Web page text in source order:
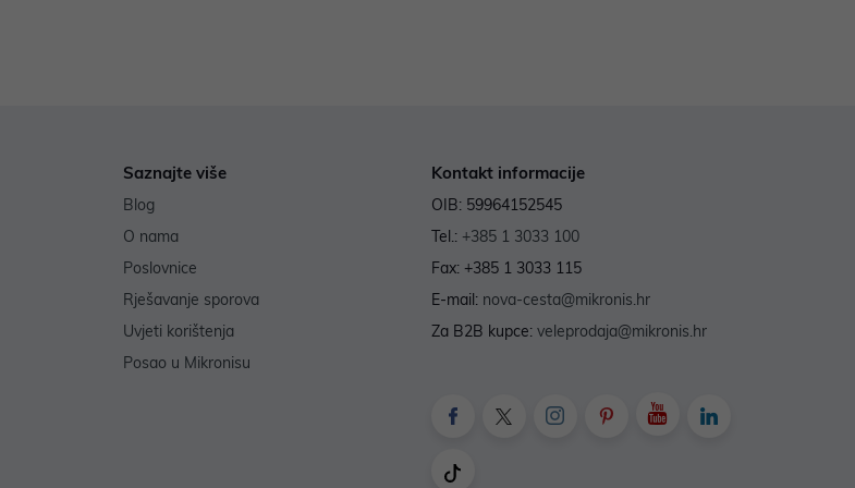
Saznajte više
Blog
O nama
Poslovnice
Rješavanje sporova
Uvjeti korištenja
Posao u Mikronisu
Kontakt informacije
OIB: 59964152545
Tel.: +385 1 3033 100
Fax: +385 1 3033 115
E-mail: nova-cesta@mikronis.hr
Za B2B kupce: veleprodaja@mikronis.hr